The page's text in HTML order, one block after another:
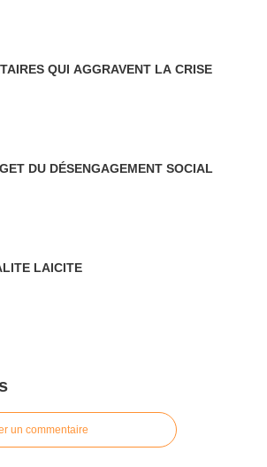
QUI AGGRAVENT LA CRISE
DU DÉSENGAGEMENT SOCIAL
LAICITE
un commentaire